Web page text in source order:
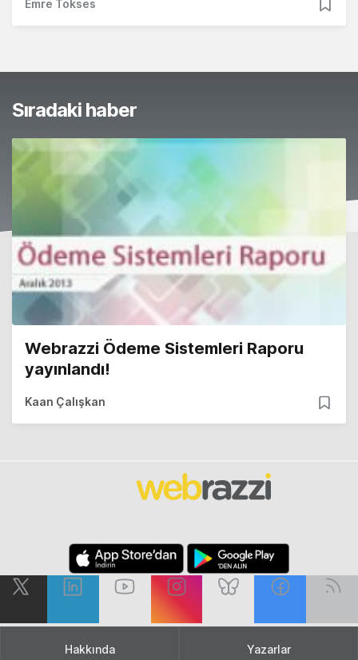
Emre Tokses
Sıradaki haber
Webrazzi Ödeme Sistemleri Raporu
yayınlandı!
Kaan Çalışkan
Hakkında Yazarlar